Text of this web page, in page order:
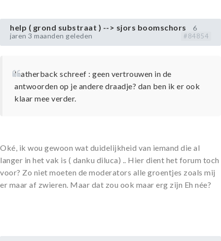
help ( grond substraat ) --> sjors boomschors
6
jaren 3 maanden geleden
#84854
leatherback schreef : geen vertrouwen in de
antwoorden op je andere draadje? dan ben ik er ook
klaar mee verder.
Oké, ik wou gewoon wat duidelijkheid van iemand die al
langer in het vak is ( danku diluca) .. Hier dient het forum toch
voor? Zo niet moeten de moderators alle groentjes zoals mij
er maar af zwieren. Maar dat zou ook maar erg zijn Eh née?